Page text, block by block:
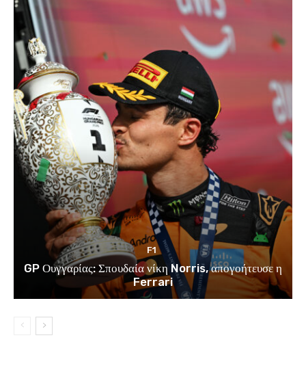
F1
GP Ουγγαρίας: Σπουδαία νίκη Norris, απογοήτευσε η
Ferrari